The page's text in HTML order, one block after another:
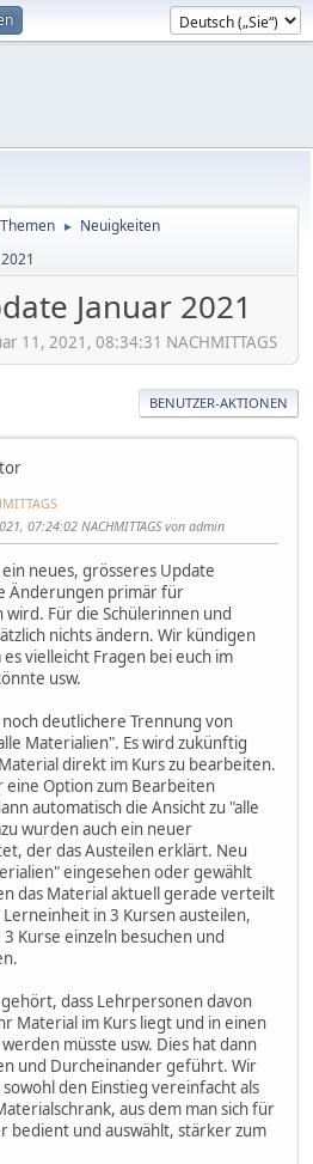
Themen ► Neuigkeiten
Januar 2021
11, 2021, 08:34:31 NACHMITTAGS
BENUTZER-AKTIONEN
07:24:02 NACHMITTAGS von admin
neues, grösseres Update
Änderungen primär für
Für die Schülerinnen und
nichts ändern. Wir kündigen
vielleicht Fragen bei euch im
usw.
deutlichere Trennung von
Materialien". Es wird zukünftig
direkt im Kurs zu bearbeiten.
Option zum Bearbeiten
automatisch die Ansicht zu "alle
wurden auch ein neuer
der das Austeilen erklärt. Neu
eingesehen oder gewählt
das Material aktuell gerade verteilt
in 3 Kursen austeilen,
Kurse einzeln besuchen und
dass Lehrpersonen davon
Material im Kurs liegt und in einen
müsste usw. Dies hat dann
und Durcheinander geführt. Wir
den Einstieg vereinfacht als
aus dem man sich für
bedient und auswählt, stärker zum